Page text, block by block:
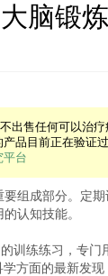
脑锻
出售任何可以治疗
品目前正在验证
平台
组成部分。定
认知技能。
训练练习，专门
方面的最新发